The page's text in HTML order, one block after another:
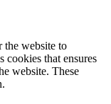
the website to
that ensures
website. These